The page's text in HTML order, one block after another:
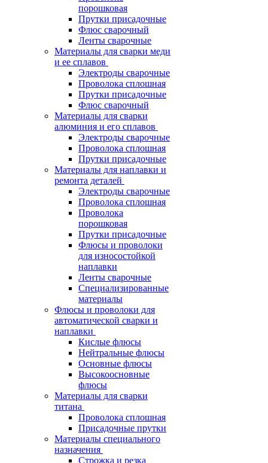
порошковая
Прутки присадочные
Флюс сварочный
Ленты сварочные
Материалы для сварки меди
и ее сплавов
Электроды сварочные
Проволока сплошная
Прутки присадочные
Флюс сварочный
Материалы для сварки
алюминия и его сплавов
Электроды сварочные
Проволока сплошная
Прутки присадочные
Материалы для наплавки и
ремонта деталей
Электроды сварочные
Проволока сплошная
Проволока
порошковая
Прутки присадочные
Флюсы и проволоки
для износостойкой
наплавки
Ленты сварочные
Специализированные
материалы
Флюсы и проволоки для
автоматической сварки и
наплавки
Кислые флюсы
Нейтральные флюсы
Основные флюсы
Высокоосновные
флюсы
Материалы для сварки
титана
Проволока сплошная
Присадочные прутки
Материалы специального
назначения
Строжка и резка